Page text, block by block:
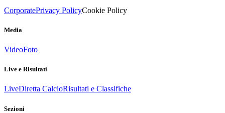
CorporatePrivacy PolicyCookie Policy
Media
VideoFoto
Live e Risultati
LiveDiretta CalcioRisultati e Classifiche
Sezioni